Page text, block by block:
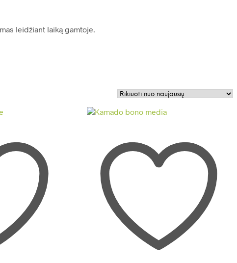
leidžiant laiką gamtoje.